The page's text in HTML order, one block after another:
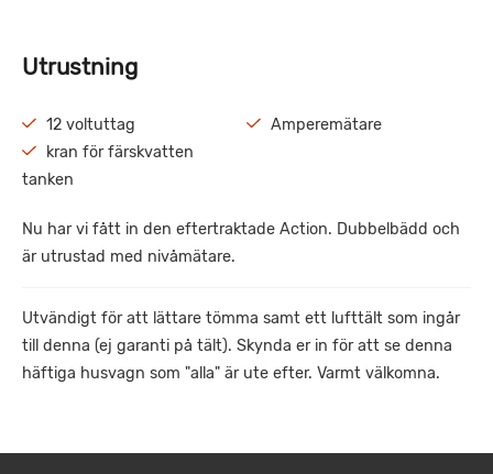
Utrustning
12 voltuttag
Amperemätare
kran för färskvatten
tanken
Nu har vi fått in den eftertraktade Action. Dubbelbädd och
är utrustad med nivåmätare.
Utvändigt för att lättare tömma samt ett lufttält som ingår
till denna (ej garanti på tält). Skynda er in för att se denna
häftiga husvagn som "alla" är ute efter. Varmt välkomna.